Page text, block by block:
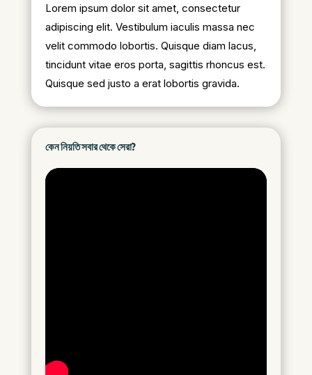
Lorem ipsum dolor sit amet, consectetur
adipiscing elit. Vestibulum iaculis massa nec
velit commodo lobortis. Quisque diam lacus,
tincidunt vitae eros porta, sagittis rhoncus est.
Quisque sed justo a erat lobortis gravida.
কেন নিয়তি সবার থেকে সেরা?